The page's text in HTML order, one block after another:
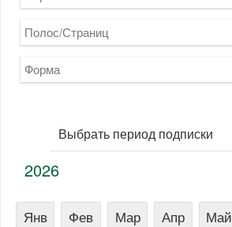
Полос/Страниц
Форма
Выбрать период подписки
2026
Янв Фев Мар Апр Май